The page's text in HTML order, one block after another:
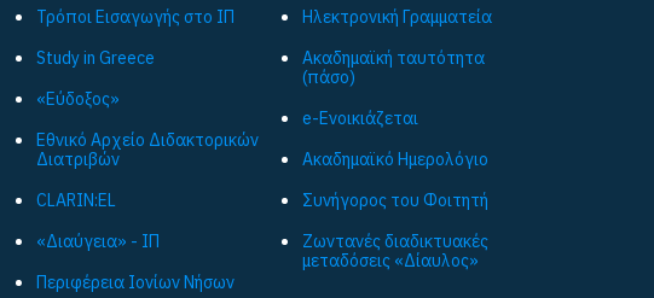
Τρόποι Εισαγωγής στο ΙΠ
Study in Greece
«Εύδοξος»
Εθνικό Αρχείο Διδακτορικών
Διατριβών
CLARIN:EL
«Διαύγεια» - ΙΠ
Περιφέρεια Ιονίων Νήσων
Ηλεκτρονική Γραμματεία
Ακαδημαϊκή ταυτότητα
(πάσο)
e-Ενοικιάζεται
Ακαδημαϊκό Ημερολόγιο
Συνήγορος του Φοιτητή
Ζωντανές διαδικτυακές
μεταδόσεις «Δίαυλος»